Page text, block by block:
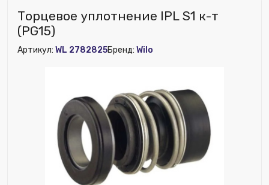
Бренд:
Исключить из публикации на веб-витрине mag1c:
Нет
Торцевое уплотнение IPL S1 к-т
(PG15)
Артикул: WL 2782825Бренд: Wilo